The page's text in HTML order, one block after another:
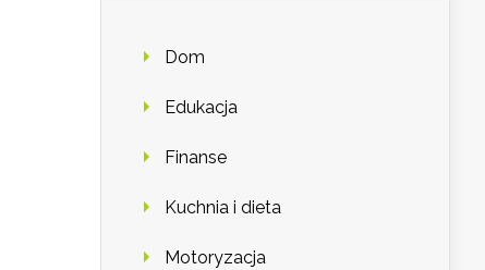
Dom
Edukacja
Finanse
Kuchnia i dieta
Motoryzacja